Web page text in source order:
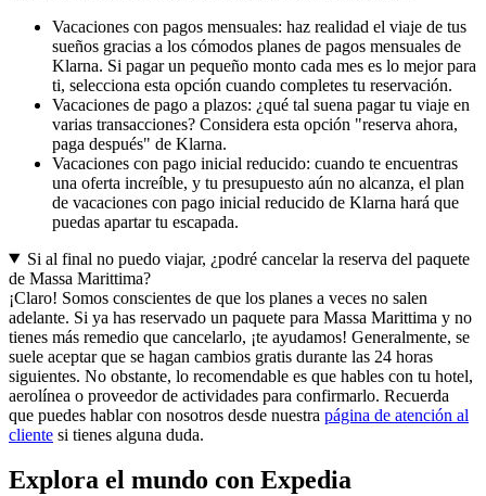
Vacaciones con pagos mensuales: haz realidad el viaje de tus
sueños gracias a los cómodos planes de pagos mensuales de
Klarna. Si pagar un pequeño monto cada mes es lo mejor para
ti, selecciona esta opción cuando completes tu reservación.
Vacaciones de pago a plazos: ¿qué tal suena pagar tu viaje en
varias transacciones? Considera esta opción "reserva ahora,
paga después" de Klarna.
Vacaciones con pago inicial reducido: cuando te encuentras
una oferta increíble, y tu presupuesto aún no alcanza, el plan
de vacaciones con pago inicial reducido de Klarna hará que
puedas apartar tu escapada.
Si al final no puedo viajar, ¿podré cancelar la reserva del paquete
de Massa Marittima?
¡Claro! Somos conscientes de que los planes a veces no salen
adelante. Si ya has reservado un paquete para Massa Marittima y no
tienes más remedio que cancelarlo, ¡te ayudamos! Generalmente, se
suele aceptar que se hagan cambios gratis durante las 24 horas
siguientes. No obstante, lo recomendable es que hables con tu hotel,
aerolínea o proveedor de actividades para confirmarlo. Recuerda
que puedes hablar con nosotros desde nuestra página de atención al
cliente si tienes alguna duda.
Explora el mundo con Expedia